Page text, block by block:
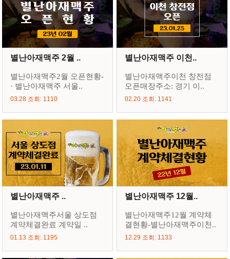
별난아재맥주 2월 ..
별난아재맥주2월 오픈현황-
· 별난아재맥주 서울..
03.28 조회: 1110
별난아재맥주 이천..
별난아재맥주이천 창전점
오픈매장주소: 경기 이..
02.20 조회: 1141
별난아재맥주 ..
별난아재맥주서울 상도점
계약체결완료 계약일 ..
01.13 조회: 1195
별난아재맥주 12월..
별난아재맥주12월 계약체
결현황-별난아재맥주이천..
12.29 조회: 1133